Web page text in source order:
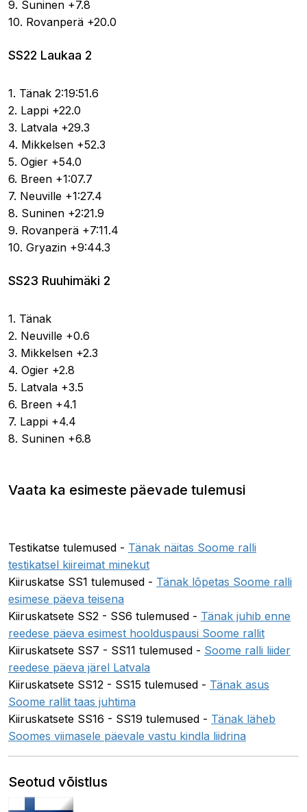
9. Suninen +7.8
10. Rovanperä +20.0
SS22 Laukaa 2
1. Tänak 2:19:51.6
2. Lappi +22.0
3. Latvala +29.3
4. Mikkelsen +52.3
5. Ogier +54.0
6. Breen +1:07.7
7. Neuville +1:27.4
8. Suninen +2:21.9
9. Rovanperä +7:11.4
10. Gryazin +9:44.3
SS23 Ruuhimäki 2
1. Tänak
2. Neuville +0.6
3. Mikkelsen +2.3
4. Ogier +2.8
5. Latvala +3.5
6. Breen +4.1
7. Lappi +4.4
8. Suninen +6.8
Vaata ka esimeste päevade tulemusi
Testikatse tulemused - Tänak näitas Soome ralli
testikatsel kiireimat minekut
Kiiruskatse SS1 tulemused - Tänak lõpetas Soome ralli
esimese päeva teisena
Kiiruskatsete SS2 - SS6 tulemused - Tänak juhib enne
reedese päeva esimest hoolduspausi Soome rallit
Kiiruskatsete SS7 - SS11 tulemused - Soome ralli liider
reedese päeva järel Latvala
Kiiruskatsete SS12 - SS15 tulemused - Tänak asus
Soome rallit taas juhtima
Kiiruskatsete SS16 - SS19 tulemused - Tänak läheb
Soomes viimasele päevale vastu kindla liidrina
Seotud võistlus